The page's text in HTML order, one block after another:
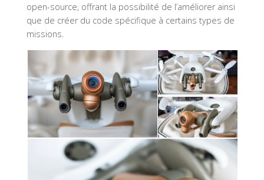
open-source, offrant la possibilité de l’améliorer ainsi
que de créer du code spécifique à certains types de
missions.